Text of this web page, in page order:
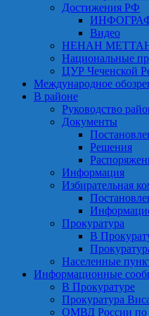
Достижения РФ
Видео
НЕНАН
Национальные
ЦУР Чеченской
Международное
В районе
Руководство
Документы
Решения
Информация
Избирательная
Прокуратура
В
Населенные
Информационные
В Прокуратуре
Прокуратура
ОМВД России по